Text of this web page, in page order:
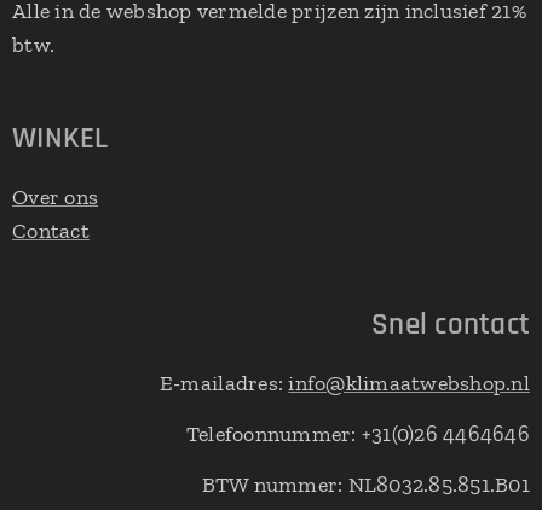
Alle in de webshop vermelde prijzen zijn inclusief 21%
btw.
WINKEL
Over ons
Contact
Snel contact
E-mailadres:info@klimaatwebshop.nl
Telefoonnummer: +31(0)26 4464646
BTW nummer: NL8032.85.851.B01